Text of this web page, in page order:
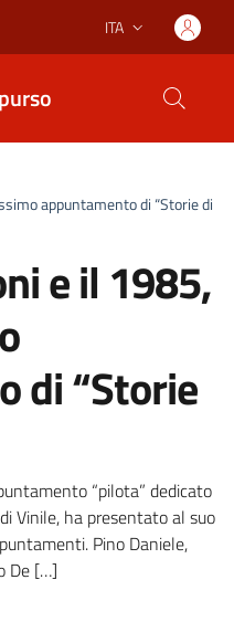
Lingua attiva:
ITA
appuntamento di “Storie di
e il 1985,
di “Storie
“pilota” dedicato
Vinile, ha presentato al suo
Pino Daniele,
De […]